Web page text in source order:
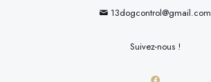
13dogcontrol@gmail.com
Suivez-nous !